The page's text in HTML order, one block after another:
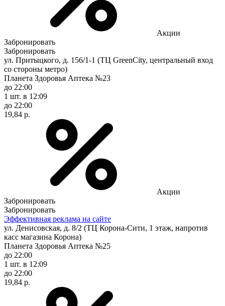
Акции
Забронировать
Забронировать
ул. Притыцкого, д. 156/1-1 (ТЦ GreenCity, центральный вход
со стороны метро)
Планета Здоровья Аптека №23
до 22:00
1 шт. в 12:09
до 22:00
19,84 р.
Акции
Забронировать
Забронировать
Эффективная реклама на сайте
ул. Денисовская, д. 8/2 (ТЦ Корона-Сити, 1 этаж, напротив
касс магазина Корона)
Планета Здоровья Аптека №25
до 22:00
1 шт. в 12:09
до 22:00
19,84 р.